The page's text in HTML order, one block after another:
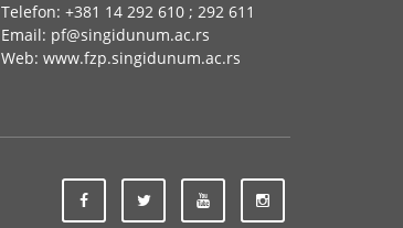
Telefon: +381 14 292 610 ; 292 611
Email: pf@singidunum.ac.rs
Web: www.fzp.singidunum.ac.rs